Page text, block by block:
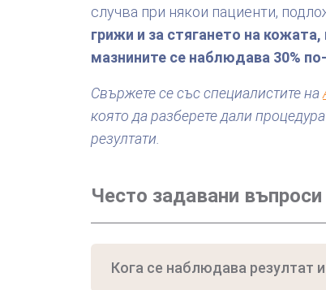
случва при някои пациенти,
грижи и за стягането на
мазнините се наблюдава 30%
Свържете се със специалистите на
която да разберете дали
резултати.
Често задавани
Кога се наблюдава резултат